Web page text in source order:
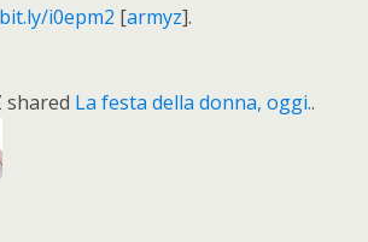
i0epm2 [armyz].
shared La festa della donna, oggi..